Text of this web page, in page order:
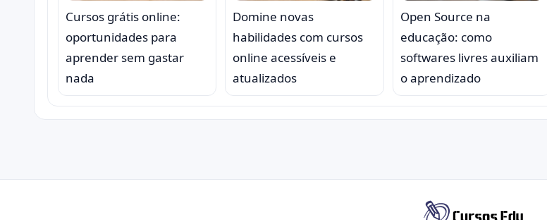
Cursos grátis online:
oportunidades para
aprender sem gastar
nada
Domine novas
habilidades com cursos
online acessíveis e
atualizados
Open Source na
educação: como
softwares livres auxiliam
o aprendizado